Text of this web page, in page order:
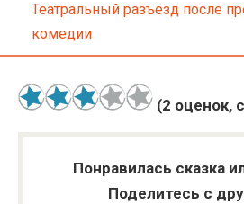
Театральный разъезд после
комедии
(2 оценок,
Понравилась сказка
Поделитесь с